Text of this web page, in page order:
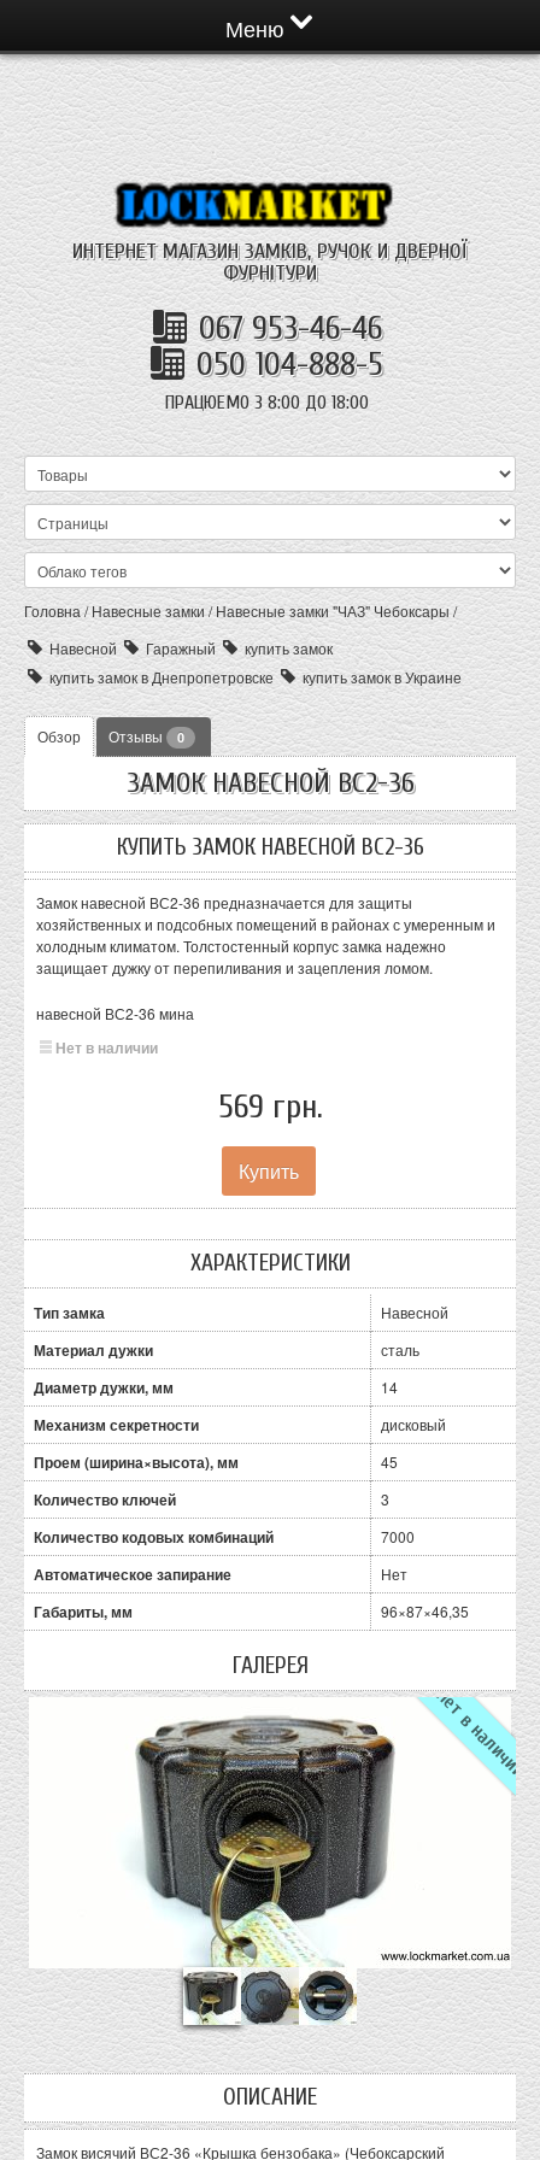
Меню
ИНТЕРНЕТ МАГАЗИН ЗАМКІВ, РУЧОК И ДВЕРНОЇ
ФУРНІТУРИ
067 953-46-46
050 104-888-5
ПРАЦЮЕМО З 8:00 ДО 18:00
Головна/Навесные замки/Навесные замки "ЧАЗ" Чебоксары/
Навесной
Гаражный
купить замок
купить замок в Днепропетровске
купить замок в Украине
Обзор Отзывы 0
ЗАМОК НАВЕСНОЙ ВС2-36
КУПИТЬ ЗАМОК НАВЕСНОЙ ВС2-36
Замок навесной ВС2-36 предназначается для защиты
хозяйственных и подсобных помещений в районах с умеренным и
холодным климатом. Толстостенный корпус замка надежно
защищает дужку от перепиливания и зацепления ломом.
навесной ВС2-36 мина
Нет в наличии
569 грн.
ХАРАКТЕРИСТИКИ
Тип замка Навесной
Материал дужки сталь
Диаметр дужки, мм 14
Механизм секретности дисковый
Проем (ширина×высота), мм 45
Количество ключей 3
Количество кодовых комбинаций 7000
Автоматическое запирание Нет
Габариты, мм 96×87×46,35
ГАЛЕРЕЯ
Нет в наличии
ОПИСАНИЕ
Замок висячий ВС2-36 «Крышка бензобака» (Чебоксарский